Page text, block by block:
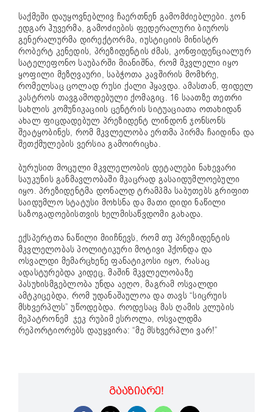
საქმეში დაუყოვნებლივ ჩაერთნენ გამომძიებლები. ჯონ
ედგარ ჰუვერმა, გამოძიების ფედერალური ბიუროს
გენერალურმა დირექტორმა, იუსტიციის მინისტრ
რობერტ კენედის, პრეზიდენტის ძმას, კონფიდენციალურ
სატელეფონო საუბარში მიანიშნა, რომ მკვლელი იყო
ყოფილი მეზღვაური, საბჭოთა კავშირის მომხრე,
რომელსაც ცოლად რუსი ქალი ჰყავდა. ამასთან, ფიდელ
კასტროს თავგამოდებული ქომაგიც. 16 საათზე თეთრი
სახლის კომუნიკაციის ცენტრის სიტუაციათა ოთახიდან
ახალ ფიცდადებულ პრეზიდენტ ლინდონ ჯონსონს
შეატყობინეს, რომ მკვლელობა ერთმა პირმა ჩაიდინა და
შეთქმულების ვერსია გამოირიცხა.
ბურუსით მოცული მკვლელობის დეტალები ნახევარი
საუკუნის განმავლობაში მკაცრად გასაიდუმლოებული
იყო. პრეზიდენტმა დონალდ ტრამპმა საბუთებს გრიფით
საიდუმლო სტატუსი მოხსნა და მათი დიდი ნაწილი
საზოგადოებისთვის ხელმისაწვდომი გახადა.
ექსპერტთა ნაწილი მიიჩნევს, რომ თუ პრეზიდენტის
მკვლელობას პოლიტიკური მოტივი ჰქონდა და
ოსვალდი მემარცხენე ფანატიკოსი იყო, რასაც
ადასტურებდა კიდეც, მაშინ მკვლელობაზე
პასუხისმგებლობა უნდა აეღო, მაგრამ ოსვალდი
ამტკიცებდა, რომ უდანაშაულოა და თავს “სიცრუის
მსხვერპლს” უწოდებდა. როდესაც მას ღამის კლუბის
მეპატრონემ ჯეკ რუბიმ ესროლა, ოსვალდმა
რეპორტიორებს დაუყვირა: “მე მსხვერპლი ვარ!”
ᲒᲐᲐᲖᲘᲐᲠᲔ!